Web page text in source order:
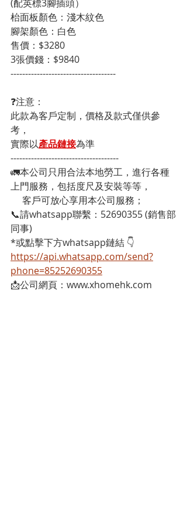
(配英標3腳插頭）
枱面板顏色：淺木紋色
腳架顏色：白色
售價：$3280
3張價錢：$9840
------------------------------------
❓注意：
此款為客戶定制，價格及款式僅供參
考，
實際以產品鏈接為準
-------------------------------------
🚛本公司只用合法本地勞工，進行各種
上門服務，包括度尺及安裝等等，
     客戶可放心享用本公司服務；
📞請whatsapp聯繫：52690355 (銷售部
同事)
*或點擊下方whatsapp鏈結 👇
https://api.whatsapp.com/send?
phone=85252690355
📩公司網頁：www.xhomehk.com